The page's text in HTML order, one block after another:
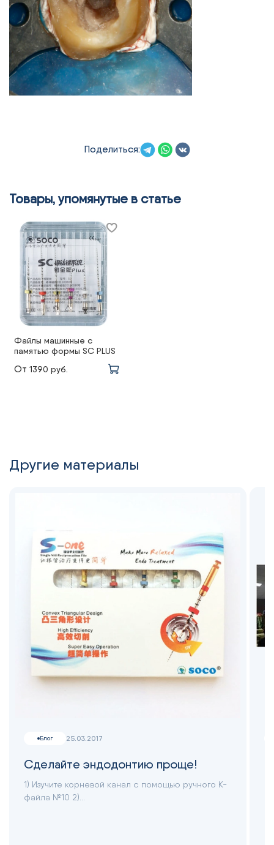
Поделиться:
Товары, упомянутые в статье
Файлы машинные с
памятью формы SC PLUS
От 1390 руб.
Другие материалы
Блог 25.03.2017
Сделайте эндодонтию проще!
1) Изучите корневой канал с помощью ручного К-
файла №10 2)...